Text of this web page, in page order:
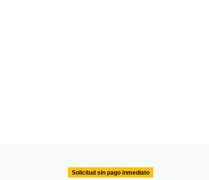
Solicitud sin pago inmediato